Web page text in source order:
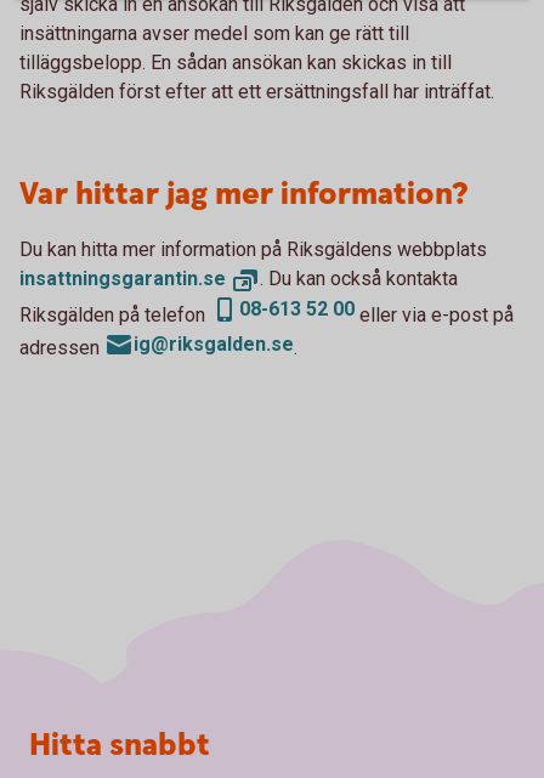
insättningarna avser medel som kan ge rätt till
tilläggsbelopp. En sådan ansökan kan skickas in till
Riksgälden först efter att ett ersättningsfall har inträffat.
Var hittar jag mer information?
Du kan hitta mer information på Riksgäldens webbplats
insattningsgarantin.se
. Du kan också kontakta
Riksgälden på telefon
08-613 52 00 eller via e-post på
adressen
ig@riksgalden.se.
Sidfot
Hitta snabbt